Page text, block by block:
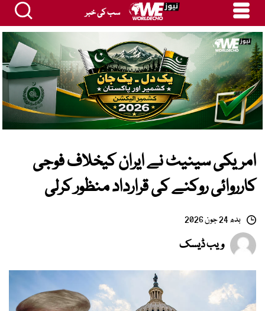
سب کی خبر
امریکی سینیٹ نے ایران کیخلاف فوجی
کارروائی روکنے کی قرارداد منظور کرلی
بدھ 24 جون 2026
ویب ڈیسک